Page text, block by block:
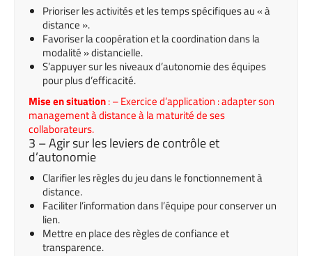
Prioriser les activités et les temps spécifiques au « à
distance ».
Favoriser la coopération et la coordination dans la
modalité » distancielle.
S’appuyer sur les niveaux d’autonomie des équipes
pour plus d’efficacité.
Mise en situation: – Exercice d’application : adapter son
management à distance à la maturité de ses
collaborateurs.
3 – Agir sur les leviers de contrôle et
d’autonomie
Clarifier les règles du jeu dans le fonctionnement à
distance.
Faciliter l’information dans l’équipe pour conserver un
lien.
Mettre en place des règles de confiance et
transparence.